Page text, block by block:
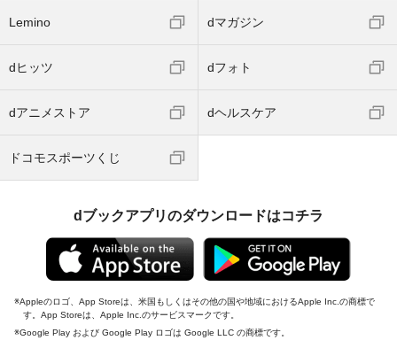
Lemino dマガジン
dヒッツ dフォト
dアニメストア dヘルスケア
ドコモスポーツくじ
dブックアプリのダウンロードはコチラ
Appleのロゴ、App Storeは、米国もしくはその他の国や地域におけるApple Inc.の商標で
す。App Storeは、Apple Inc.のサービスマークです。
Google Play および Google Play ロゴは Google LLC の商標です。